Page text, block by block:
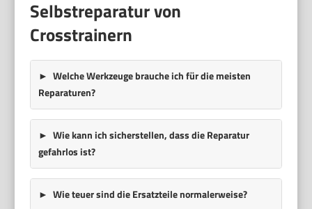
Selbstreparatur von
Crosstrainern
Welche Werkzeuge brauche ich für die meisten
Reparaturen?
Wie kann ich sicherstellen, dass die Reparatur
gefahrlos ist?
Wie teuer sind die Ersatzteile normalerweise?